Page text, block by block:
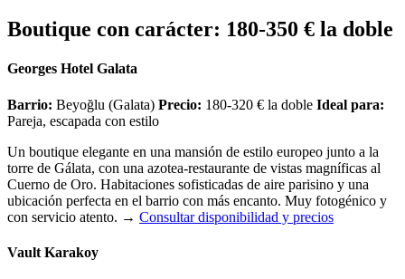
Boutique con carácter: 180-350 € la doble
Georges Hotel Galata
Barrio: Beyoğlu (Galata) Precio: 180-320 € la doble Ideal para:
Pareja, escapada con estilo
Un boutique elegante en una mansión de estilo europeo junto a la
torre de Gálata, con una azotea-restaurante de vistas magníficas al
Cuerno de Oro. Habitaciones sofisticadas de aire parisino y una
ubicación perfecta en el barrio con más encanto. Muy fotogénico y
con servicio atento. → Consultar disponibilidad y precios
Vault Karakoy